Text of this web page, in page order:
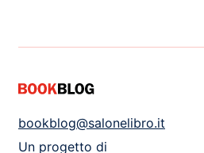
bookblog@salonelibro.it
Un progetto di